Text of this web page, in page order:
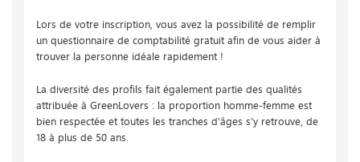
Lors de votre inscription, vous avez la possibilité de remplir
un questionnaire de comptabilité gratuit afin de vous aider à
trouver la personne idéale rapidement !
La diversité des profils fait également partie des qualités
attribuée à GreenLovers : la proportion homme-femme est
bien respectée et toutes les tranches d’âges s’y retrouve, de
18 à plus de 50 ans.